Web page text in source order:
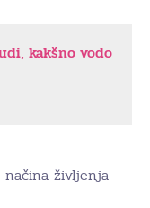
kakšno vodo
načina življenja